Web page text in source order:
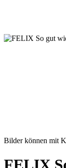
Bilder können mit
FELIX